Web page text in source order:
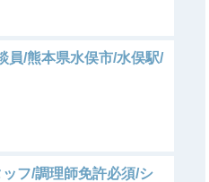
員/熊本県水俣市/水俣駅/
ッフ/調理師免許必須/シ